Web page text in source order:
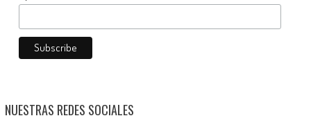
NUESTRAS REDES SOCIALES